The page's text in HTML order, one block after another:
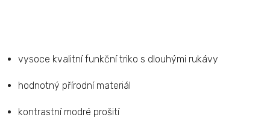
vysoce kvalitní funkční triko s dlouhými rukávy
hodnotný přírodní materiál
kontrastní modré prošití